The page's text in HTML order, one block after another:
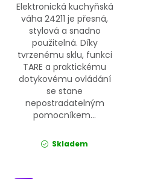
Elektronická kuchyňská
váha 24211 je přesná,
stylová a snadno
použitelná. Díky
tvrzenému sklu, funkci
TARE a praktickému
dotykovému ovládání
se stane
nepostradatelným
pomocníkem...
Skladem